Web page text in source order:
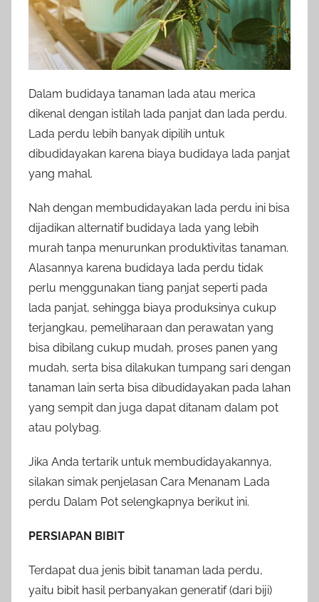
Dalam budidaya tanaman lada atau merica
dikenal dengan istilah lada panjat dan lada perdu.
Lada perdu lebih banyak dipilih untuk
dibudidayakan karena biaya budidaya lada panjat
yang mahal.
Nah dengan membudidayakan lada perdu ini bisa
dijadikan alternatif budidaya lada yang lebih
murah tanpa menurunkan produktivitas tanaman.
Alasannya karena budidaya lada perdu tidak
perlu menggunakan tiang panjat seperti pada
lada panjat, sehingga biaya produksinya cukup
terjangkau, pemeliharaan dan perawatan yang
bisa dibilang cukup mudah, proses panen yang
mudah, serta bisa dilakukan tumpang sari dengan
tanaman lain serta bisa dibudidayakan pada lahan
yang sempit dan juga dapat ditanam dalam pot
atau polybag.
Jika Anda tertarik untuk membudidayakannya,
silakan simak penjelasan Cara Menanam Lada
perdu Dalam Pot selengkapnya berikut ini.
PERSIAPAN BIBIT
Terdapat dua jenis bibit tanaman lada perdu,
yaitu bibit hasil perbanyakan generatif (dari biji)